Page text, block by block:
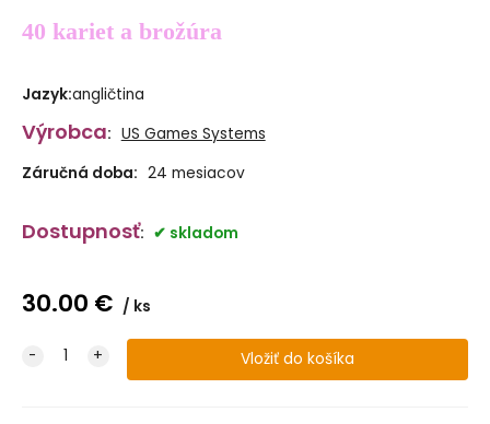
40 kariet a brožúra
Jazyk:angličtina
Výrobca: US Games Systems
Záručná doba: 24 mesiacov
Dostupnosť: skladom
30.00 € ks